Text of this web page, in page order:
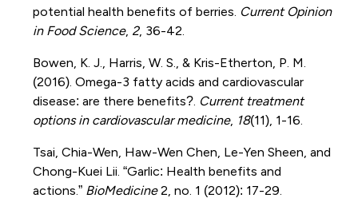
potential health benefits of berries. Current Opinion
in Food Science, 2, 36-42.
Bowen, K. J., Harris, W. S., & Kris-Etherton, P. M.
(2016). Omega-3 fatty acids and cardiovascular
disease: are there benefits?. Current treatment
options in cardiovascular medicine, 18(11), 1-16.
Tsai, Chia-Wen, Haw-Wen Chen, Le-Yen Sheen, and
Chong-Kuei Lii. “Garlic: Health benefits and
actions.” BioMedicine2, no. 1 (2012): 17-29.